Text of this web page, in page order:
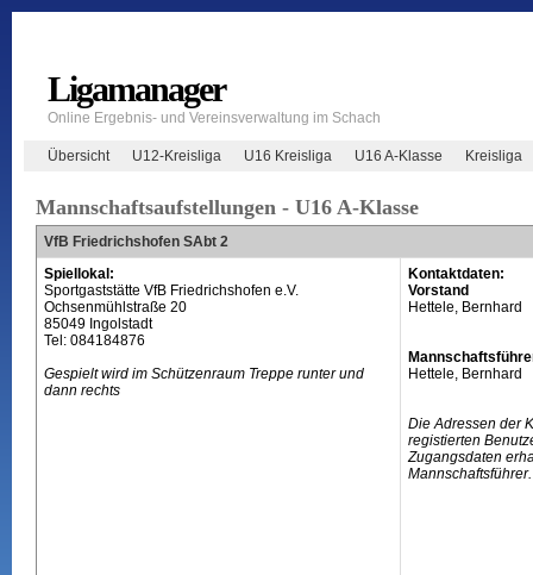
Ligamanager
Online Ergebnis- und Vereinsverwaltung im Schach
Übersicht U12-Kreisliga U16 Kreisliga U16 A-Klasse Kreisliga
Mannschaftsaufstellungen - U16 A-Klasse
VfB Friedrichshofen SAbt 2
Spiellokal:
Sportgaststätte VfB Friedrichshofen e.V.
Ochsenmühlstraße 20
85049 Ingolstadt
Tel: 084184876
Gespielt wird im Schützenraum Treppe runter und
dann rechts
Kontaktdaten:
Vorstand
Hettele, Bernhard
Hettele, Bernhard
Die Adressen der
registierten
Zugangsdaten
Mannschaftsführer.